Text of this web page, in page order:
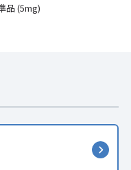
品 (5mg)